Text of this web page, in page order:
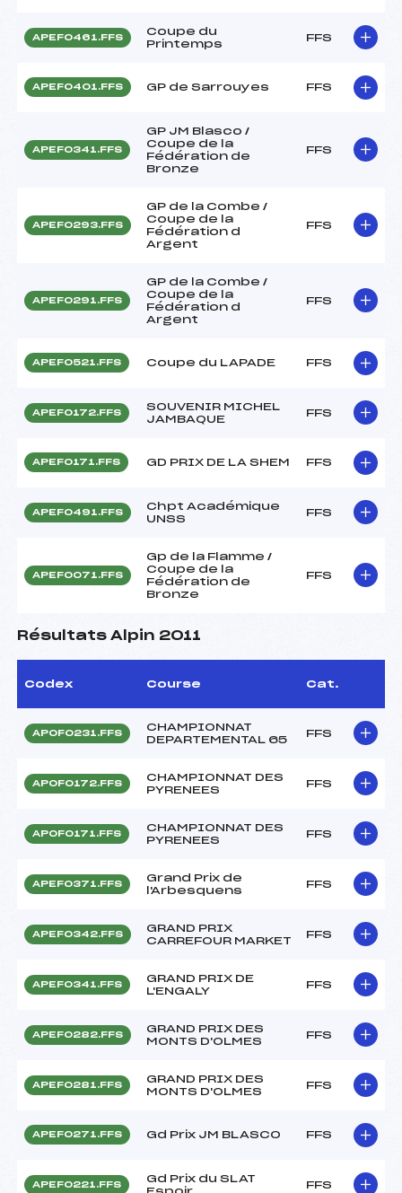
APEF0461.FFS
Coupe du
Printemps
FFS
APEF0401.FFS GP de Sarrouyes FFS
APEF0341.FFS
GP JM Blasco /
Coupe de la
Fédération de
Bronze
FFS
APEF0293.FFS
GP de la Combe /
Coupe de la
Fédération d
Argent
FFS
APEF0291.FFS
GP de la Combe /
Coupe de la
Fédération d
Argent
FFS
APEF0521.FFS Coupe du LAPADE FFS
APEF0172.FFS
SOUVENIR MICHEL
JAMBAQUE
FFS
APEF0171.FFS GD PRIX DE LA SHEM FFS
APEF0491.FFS
Chpt Académique
UNSS
FFS
APEF0071.FFS
Gp de la Flamme /
Coupe de la
Fédération de
Bronze
FFS
Résultats Alpin 2011
Codex Course Cat.
APOF0231.FFS
CHAMPIONNAT
DEPARTEMENTAL 65
FFS
APOF0172.FFS
CHAMPIONNAT DES
PYRENEES
FFS
APOF0171.FFS
CHAMPIONNAT DES
PYRENEES
FFS
APEF0371.FFS
Grand Prix de
l'Arbesquens
FFS
APEF0342.FFS
GRAND PRIX
CARREFOUR MARKET
FFS
APEF0341.FFS
GRAND PRIX DE
L'ENGALY
FFS
APEF0282.FFS
GRAND PRIX DES
MONTS D'OLMES
FFS
APEF0281.FFS
GRAND PRIX DES
MONTS D'OLMES
FFS
APEF0271.FFS Gd Prix JM BLASCO FFS
APEF0221.FFS
Gd Prix du SLAT
Espoir
FFS